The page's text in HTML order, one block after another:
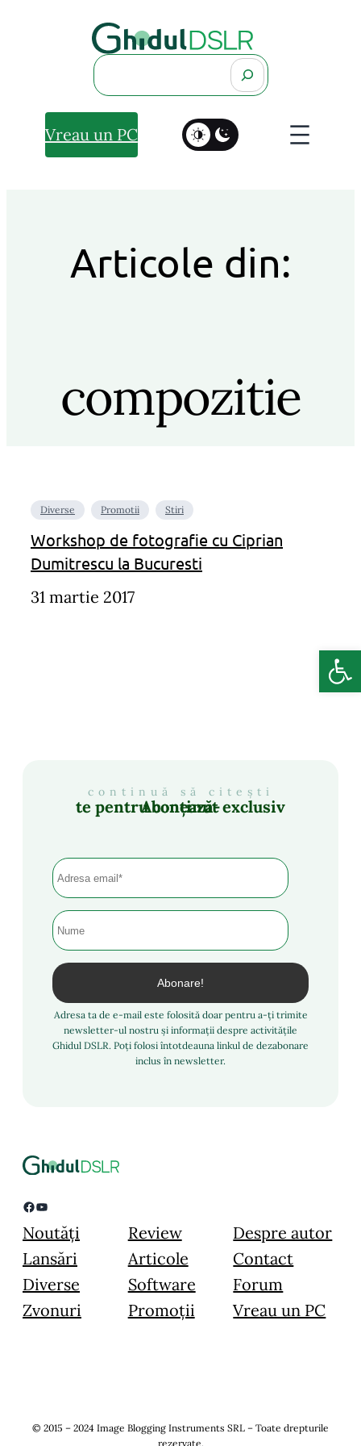
Search
Vreau un PC
Articole din:
compozitie
Diverse Promotii Stiri
Workshop de fotografie cu Ciprian
Dumitrescu la Bucuresti
31 martie 2017
continuă să citești
Abonează-te pentru conținut exclusiv
Adresa ta de e-mail este folosită doar pentru a-ți trimite
newsletter-ul nostru și informații despre activitățile
Ghidul DSLR. Poți folosi întotdeauna linkul de dezabonare
inclus în newsletter.
Facebook YouTube
Noutăți
Lansări
Diverse
Zvonuri
Review
Articole
Software
Promoții
Despre autor
Contact
Forum
Vreau un PC
© 2015 – 2024 Image Blogging Instruments SRL – Toate drepturile
rezervate.